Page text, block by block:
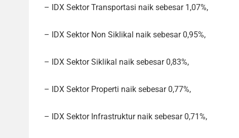
– IDX Sektor Transportasi naik sebesar 1,07%,
– IDX Sektor Non Siklikal naik sebesar 0,95%,
– IDX Sektor Siklikal naik sebesar 0,83%,
– IDX Sektor Properti naik sebesar 0,77%,
– IDX Sektor Infrastruktur naik sebesar 0,71%,